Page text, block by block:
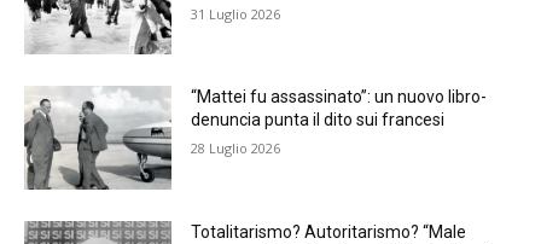
31 Luglio 2026
“Mattei fu assassinato”: un nuovo libro-
denuncia punta il dito sui francesi
28 Luglio 2026
Totalitarismo? Autoritarismo? “Male